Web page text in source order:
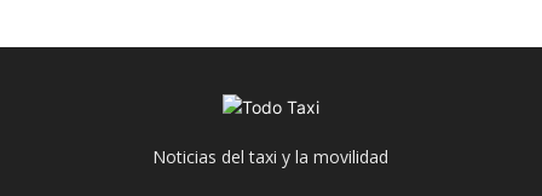
Noticias del taxi y la movilidad